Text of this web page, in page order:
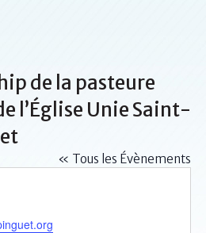
de la pasteure
l’Église Unie Saint-
« Tous les Évènements